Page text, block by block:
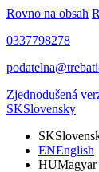
Rovno na obsah
0337798278
Zjednodušená
SKSlovensky
SK
ENEnglish
HUMagyar